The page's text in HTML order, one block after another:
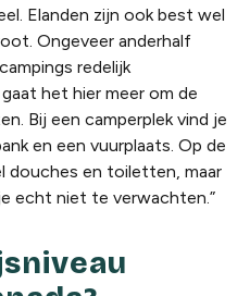
Elanden zijn ook best wel
Ongeveer anderhalf
redelijk
het hier meer om de
Bij een camperplek vind je
en een vuurplaats. Op de
douches en toiletten, maar
echt niet te verwachten.”